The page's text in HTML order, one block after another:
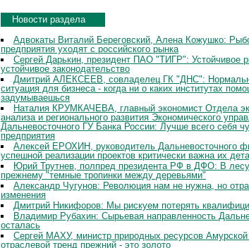
Новости раздела
Адвокаты Виталий Береговский, Алена Кожушко:
предприятия уходят с российского рынка
Сергей Дарькин, президент ПАО "ТИГР": Устойчивое
устойчивое законодательство
Дмитрий АЛЕКСЕЕВ, совладелец ГК "ДНС":
ситуация для бизнеса - когда ни о каких институтах
задумываешься
Наталия КРУМКАЧЕВА, главный экономист Отдела
анализа и регионального развития Экономического
Дальневосточного ГУ Банка России: Лучше всего себя
предприятия
Алексей ЕРОХИН, руководитель Дальневосточного
успешной реализации проектов критически важна их
Юрий Трутнев, полпред президента РФ в ДФО: В
прежнему "темные тропинки между деревьями"
Александр Чугунов: Революция нам не нужна, но
изменения
Дмитрий Никифоров: Мы рискуем потерять
Владимир Рубахин: Сырьевая направленность
осталась
Сергей МАХУ, министр природных ресурсов
отраслевой тренд прежний - это золото